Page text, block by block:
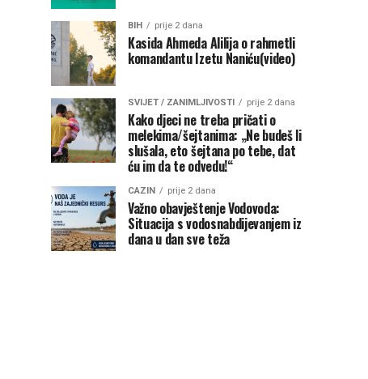
BIH prije 2 dana
Kasida Ahmeda Alilija o rahmetli
komandantu Izetu Naniću(video)
SVIJET / ZANIMLJIVOSTI prije 2 dana
Kako djeci ne treba pričati o
melekima/šejtanima: „Ne budeš li
slušala, eto šejtana po tebe, dat
ću im da te odvedu!“
CAZIN prije 2 dana
Važno obavještenje Vodovoda:
Situacija s vodosnabdijevanjem iz
dana u dan sve teža